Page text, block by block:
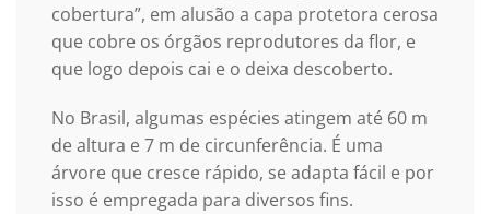
cobertura”, em alusão a capa protetora cerosa
que cobre os órgãos reprodutores da flor, e
que logo depois cai e o deixa descoberto.
No Brasil, algumas espécies atingem até 60 m
de altura e 7 m de circunferência. É uma
árvore que cresce rápido, se adapta fácil e por
isso é empregada para diversos fins.